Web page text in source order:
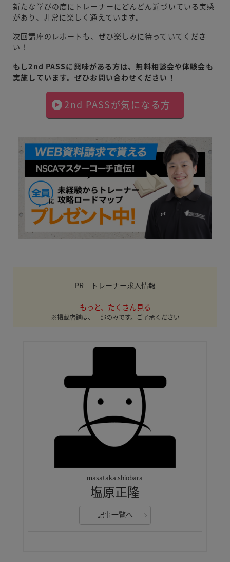
新たな学びの度にトレーナーにどんどん近づいている実感
があり、非常に楽しく通えています。
次回講座のレポートも、ぜひ楽しみに待っていてくださ
い！
もし2nd PASSに興味がある方は、無料相談会や体験会も
実施しています。ぜひお問い合わせください！
2nd PASSが気になる方
PR トレーナー求人情報
もっと、たくさん見る
※掲載店舗は、一部のみです。ご了承ください
masataka.shiobara
塩原正隆
記事一覧へ